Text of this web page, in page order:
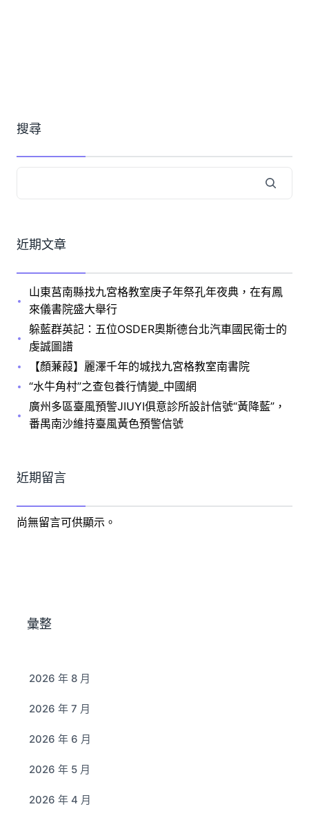
搜尋
近期文章
山東莒南縣找九宮格教室庚子年祭孔年夜典，在有鳳
來儀書院盛大舉行
躲藍群英記：五位OSDER奧斯德台北汽車國民衛士的
虔誠圖譜
【顏蒹葭】麗澤千年的城找九宮格教室南書院
“水牛角村”之查包養行情變_中國網
廣州多區臺風預警JIUYI俱意診所設計信號“黃降藍”，
番禺南沙維持臺風黃色預警信號
近期留言
尚無留言可供顯示。
彙整
2026 年 8 月
2026 年 7 月
2026 年 6 月
2026 年 5 月
2026 年 4 月